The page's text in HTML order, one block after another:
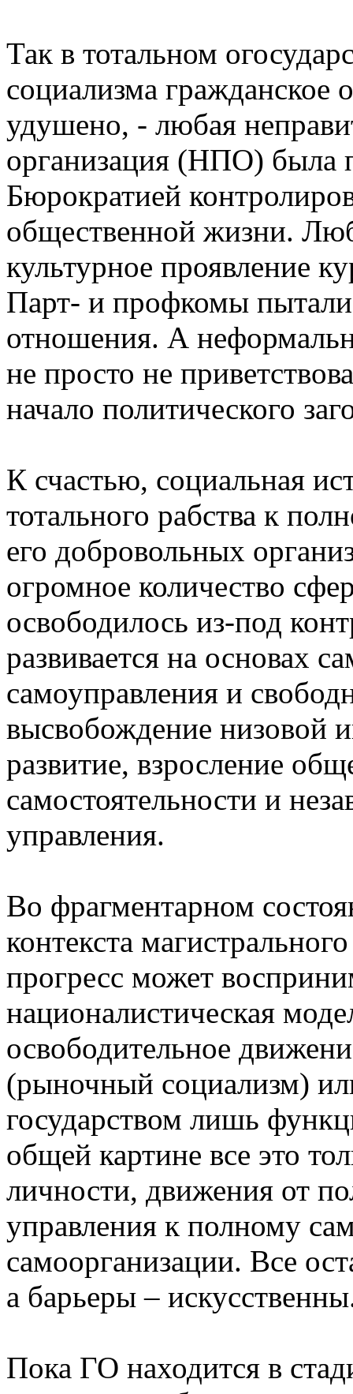
Так в тотальном
социализма гражданское
удушено, - любая
организация (НПО) была
Бюрократией
общественной жизни.
культурное проявление
Парт- и профкомы
отношения. А
не просто не
начало политического
К счастью, социальная
тотального рабства к
его добровольных
огромное количество
освободилось из-под
развивается на основах
самоуправления и
высвобождение низовой
развитие, взросление
самостоятельности и
управления.
Во фрагментарном
контекста
прогресс может
националистическая
освободительное
(рыночный социализм)
государством лишь
общей картине все это
личности, движения от
управления к полному
самоорганизации. Все
а барьеры –
Пока ГО находится в